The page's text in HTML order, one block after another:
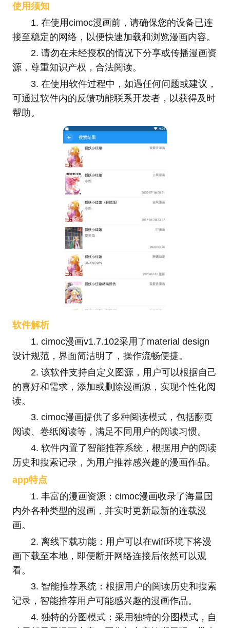
使用须知
1. 在使用cimoc漫画前，请确保您的设备已连
接至稳定的网络，以便快速加载和浏览漫画内容。
2. 请勿在未经授权的情况下分享或传播漫画资
源，尊重知识产权，合法阅读。
3. 在使用软件过程中，如遇任何问题或建议，
可通过软件内的反馈功能联系开发者，以获得及时
帮助。
软件解析
1. cimoc漫画v1.7.102采用了material design
设计规范，界面简洁明了，操作流畅便捷。
2. 该软件支持自定义图源，用户可以根据自己
的喜好和需求，添加或删除漫画源，实现个性化阅
读。
3. cimoc漫画提供了多种阅读模式，包括翻页
阅读、卷纸阅读等，满足不同用户的阅读习惯。
4. 软件内置了智能推荐系统，根据用户的阅读
历史和搜索记录，为用户推荐感兴趣的漫画作品。
app特点
1. 丰富的漫画资源：cimoc漫画收录了海量国
内外各种类型的漫画，并实时更新最新的连载漫
画。
2. 离线下载功能：用户可以在wifi环境下将漫
画下载至本地，即便断开网络连接后依然可以观
看。
3. 智能推荐系统：根据用户的阅读历史和搜索
记录，智能推荐用户可能感兴趣的漫画作品。
4. 独特的分图模式：采用独特的分图模式，自